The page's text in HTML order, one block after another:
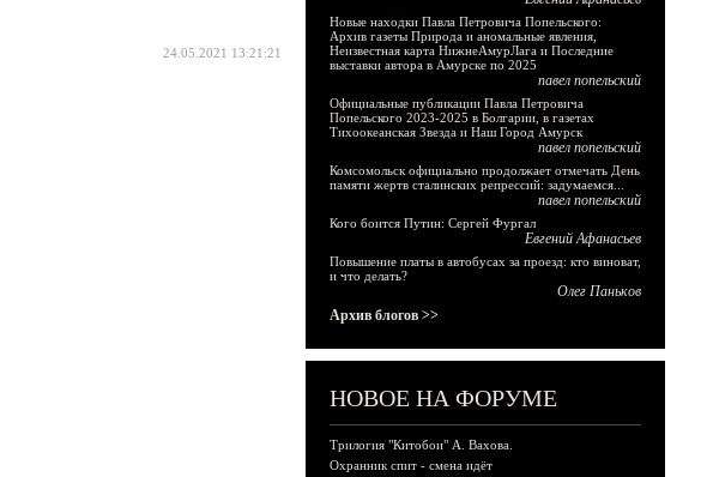
24.05.2021 13:21:21
Новые находки Павла Петровича Попельского:
Архив газеты Природа и аномальные явления,
Неизвестная карта НижнеАмурЛага и Последние
выставки автора в Амурске по 2025
павел попельский
Официальные публикации Павла Петровича
Попельского 2023-2025 в Болгарии, в газетах
Тихоокеанская Звезда и Наш Город Амурск
павел попельский
Комсомольск официально продолжает отмечать День
памяти жертв сталинских репрессий: задумаемся...
павел попельский
Кого боится Путин: Сергей Фургал
Евгений Афанасьев
Повышение платы в автобусах за проезд: кто виноват,
и что делать?
Олег Паньков
Архив блогов >>
НОВОЕ НА ФОРУМЕ
Трилогия "Китобои" А. Вахова.
Охранник спит - смена идёт